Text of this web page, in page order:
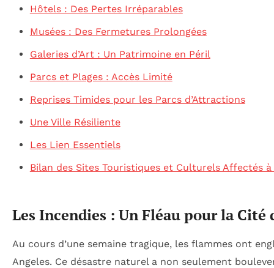
Hôtels : Des Pertes Irréparables
Musées : Des Fermetures Prolongées
Galeries d’Art : Un Patrimoine en Péril
Parcs et Plages : Accès Limité
Reprises Timides pour les Parcs d’Attractions
Une Ville Résiliente
Les Lien Essentiels
Bilan des Sites Touristiques et Culturels Affectés à
Les Incendies : Un Fléau pour la Cité
Au cours d’une semaine tragique, les flammes ont
Angeles. Ce désastre naturel a non seulement